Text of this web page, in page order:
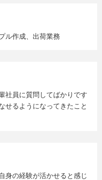
ル作成、出荷業務
社員に質問してばかりです
せるようになってきたこと
身の経験が活かせると感じ